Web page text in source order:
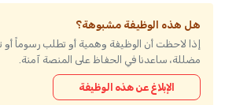
هل هذه الوظيفة مشبوهة؟
إذا لاحظت أن الوظيفة وهمية أو تطلب رسوماً
مضللة، ساعدنا في الحفاظ على المنصة آمنة.
الإبلاغ عن هذه الوظيفة